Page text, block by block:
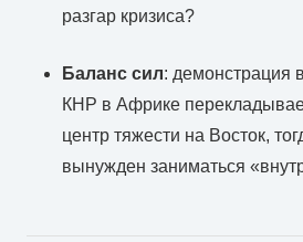
разгар кризиса?
Баланс сил: демонстрация
КНР в Африке
центр тяжести на Восток,
вынужден заниматься